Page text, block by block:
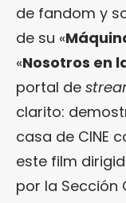
de fandom y
de su «
«Nosotros en
portal de
clarito:
casa de CINE
este film
por la Sección